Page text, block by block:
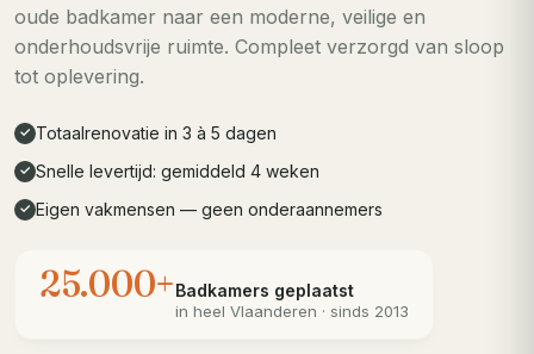
oude badkamer naar een moderne, veilige en
onderhoudsvrije ruimte. Compleet verzorgd van sloop
tot oplevering.
✓ Totaalrenovatie in 3 à 5 dagen
✓ Snelle levertijd: gemiddeld 4 weken
✓ Eigen vakmensen — geen onderaannemers
25.000+Badkamers geplaatst
in heel Vlaanderen · sinds 2013